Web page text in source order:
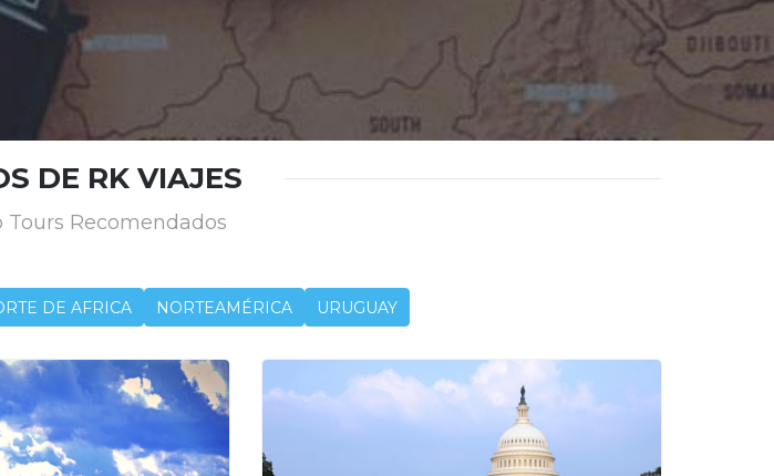
DE RK VIAJES
Tours Recomendados
DE AFRICA NORTEAMÉRICA URUGUAY